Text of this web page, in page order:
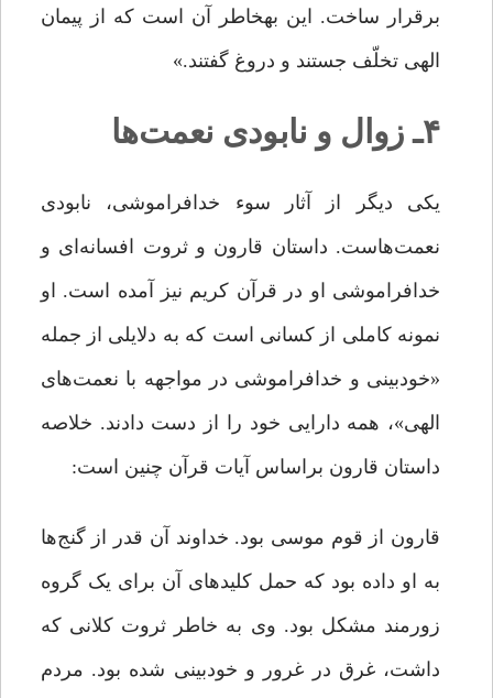
برقرار ساخت. این بهخاطر آن است که از پیمان
الهى تخلّف جستند و دروغ ‏گفتند.»
۴ـ زوال و نابودی نعمت‌ها
یکی دیگر از آثار سوء خدافراموشی، نابودی
نعمت‌هاست. داستان قارون و ثروت افسانه‌ای و
خدافراموشی او در قرآن کریم نیز آمده است. او
نمونه کاملی از کسانی است که به دلایلی از جمله
«خودبینی و خدافراموشی در مواجهه با نعمت‌های
الهی»، همه دارایی خود را از دست دادند. خلاصه
داستان قارون براساس آیات قرآن چنین است:
قارون از قوم موسى بود. خداوند آن قدر از گنج‌ها
به او داده بود که حمل کلیدهاى آن براى یک گروه
زورمند مشکل بود. وی به خاطر ثروت کلانی که
داشت، غرق در غرور و خودبینی شده بود. مردم